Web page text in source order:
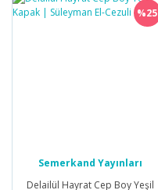
%25
Semerkand Yayınları
Delailül Hayrat Cep Boy Yeşil